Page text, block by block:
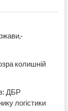
колишній
ДБР
логістики